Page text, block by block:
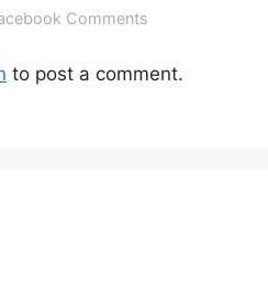
Comments
to post a comment.